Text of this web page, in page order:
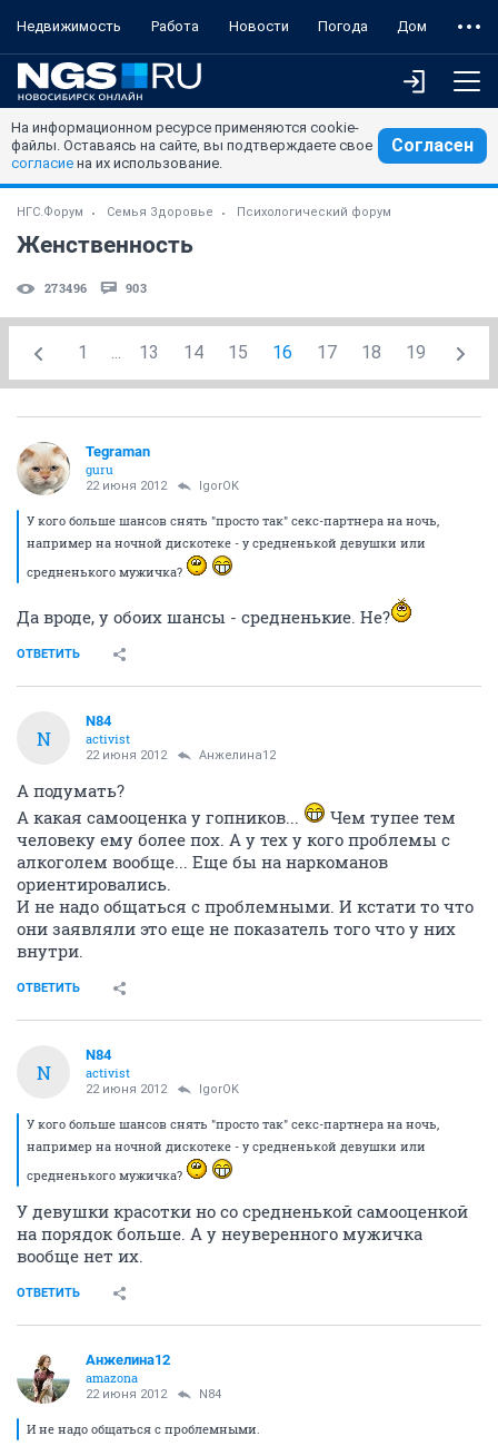
Недвижимость Работа Новости Погода Дом
На информационном ресурсе применяются cookie-
файлы. Оставаясь на сайте, вы подтверждаете свое
согласие на их использование.
Согласен
НГС.Форум Семья Здоровье Психологический форум
Женственность
273496 903
1 ... 13 14 15 16 17 18 19
Tegraman
guru
22 июня 2012 IgorOK
У кого больше шансов снять "просто так" секс-партнера на ночь,
например на ночной дискотеке - у средненькой девушки или
средненького мужичка?
Да вроде, у обоих шансы - средненькие. Не?
ОТВЕТИТЬ
N
N84
activist
22 июня 2012 Анжелина12
А подумать?
А какая самооценка у гопников...
Чем тупее тем
человеку ему более пох. А у тех у кого проблемы с
алкоголем вообще... Еще бы на наркоманов
ориентировались.
И не надо общаться с проблемными. И кстати то что
они заявляли это еще не показатель того что у них
внутри.
ОТВЕТИТЬ
N
N84
activist
22 июня 2012 IgorOK
У кого больше шансов снять "просто так" секс-партнера на ночь,
например на ночной дискотеке - у средненькой девушки или
средненького мужичка?
У девушки красотки но со средненькой самооценкой
на порядок больше. А у неуверенного мужичка
вообще нет их.
ОТВЕТИТЬ
Анжелина12
amazona
22 июня 2012 N84
И не надо общаться с проблемными.